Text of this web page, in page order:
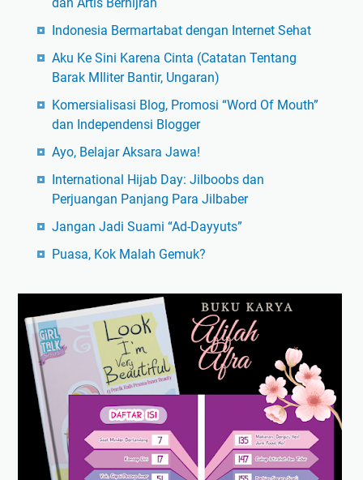
Indonesia Bermartabat dengan Internet Sehat
Aku Ke Sini Karena Cinta (Catatan Tentang
Barak MIliter Bantir, Ungaran)
Komersialisasi Blog, Promosi “Word Of Mouth”
dan Independensi Blogger
Ayo, Belajar Aksara Jawa!
International Hijab Day: Jilboobs dan
Perjuangan Panjang Para Jilbaber
Jangan Jadi Suami “Ad-Dayyuts”
Puasa, Kok Malah Gemuk?